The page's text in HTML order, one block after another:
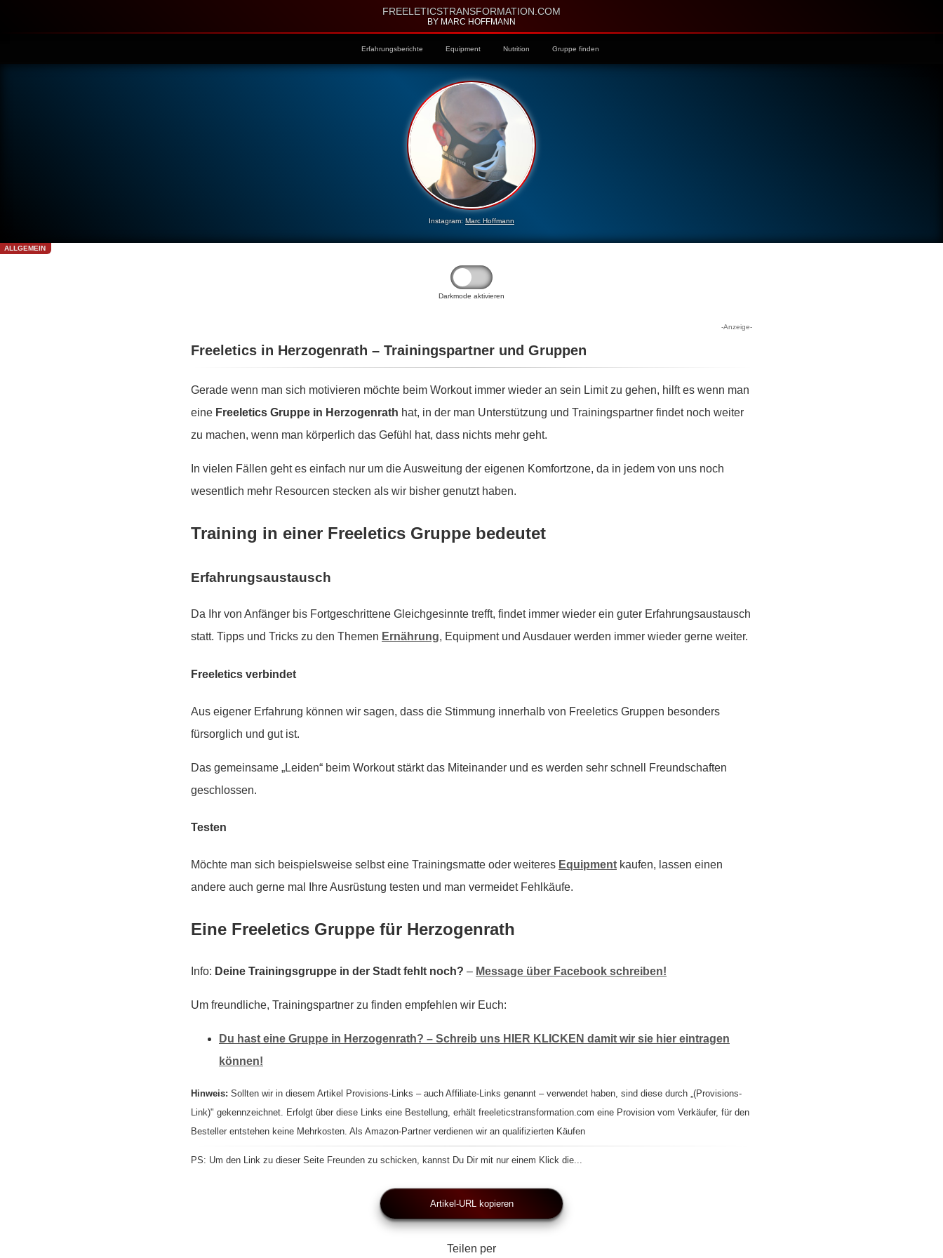
FREELETICSTRANSFORMATION.COM
BY MARC HOFFMANN
Erfahrungsberichte Equipment Nutrition Gruppe finden
Instagram: Marc Hoffmann
ALLGEMEIN
Darkmode aktivieren
-Anzeige-
Freeletics in Herzogenrath – Trainingspartner und Gruppen
Gerade wenn man sich motivieren möchte beim Workout immer wieder an sein Limit zu gehen, hilft es wenn man
eine Freeletics Gruppe in Herzogenrath hat, in der man Unterstützung und Trainingspartner findet noch weiter
zu machen, wenn man körperlich das Gefühl hat, dass nichts mehr geht.
In vielen Fällen geht es einfach nur um die Ausweitung der eigenen Komfortzone, da in jedem von uns noch
wesentlich mehr Resourcen stecken als wir bisher genutzt haben.
Training in einer Freeletics Gruppe bedeutet
Erfahrungsaustausch
Da Ihr von Anfänger bis Fortgeschrittene Gleichgesinnte trefft, findet immer wieder ein guter Erfahrungsaustausch
statt. Tipps und Tricks zu den Themen Ernährung, Equipment und Ausdauer werden immer wieder gerne weiter.
Freeletics verbindet
Aus eigener Erfahrung können wir sagen, dass die Stimmung innerhalb von Freeletics Gruppen besonders
fürsorglich und gut ist.
Das gemeinsame „Leiden“ beim Workout stärkt das Miteinander und es werden sehr schnell Freundschaften
geschlossen.
Testen
Möchte man sich beispielsweise selbst eine Trainingsmatte oder weiteres Equipment kaufen, lassen einen
andere auch gerne mal Ihre Ausrüstung testen und man vermeidet Fehlkäufe.
Eine Freeletics Gruppe für Herzogenrath
Info: Deine Trainingsgruppe in der Stadt fehlt noch? – Message über Facebook schreiben!
Um freundliche, Trainingspartner zu finden empfehlen wir Euch:
Du hast eine Gruppe in Herzogenrath? – Schreib uns HIER KLICKEN damit wir sie hier eintragen
können!
Hinweis: Sollten wir in diesem Artikel Provisions-Links – auch Affiliate-Links genannt – verwendet haben, sind diese durch „(Provisions-
Link)" gekennzeichnet. Erfolgt über diese Links eine Bestellung, erhält freeleticstransformation.com eine Provision vom Verkäufer, für den
Besteller entstehen keine Mehrkosten. Als Amazon-Partner verdienen wir an qualifizierten Käufen
PS: Um den Link zu dieser Seite Freunden zu schicken, kannst Du Dir mit nur einem Klick die...
Artikel-URL kopieren
Teilen per